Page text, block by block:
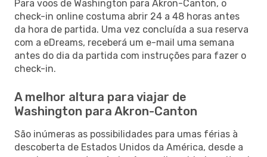
Para voos de Washington para Akron-Canton, o
check-in online costuma abrir 24 a 48 horas antes
da hora de partida. Uma vez concluída a sua reserva
com a eDreams, receberá um e-mail uma semana
antes do dia da partida com instruções para fazer o
check-in.
A melhor altura para viajar de
Washington para Akron-Canton
São inúmeras as possibilidades para umas férias à
descoberta de Estados Unidos da América, desde a